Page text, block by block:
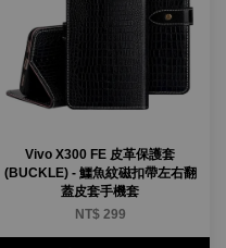
Vivo X300 FE 皮革保護套
(BUCKLE) - 鱷魚紋磁扣帶左右翻
蓋皮套手機套
NT$ 299